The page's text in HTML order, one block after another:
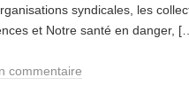
syndicales, les
et Notre santé en danger,
commentaire